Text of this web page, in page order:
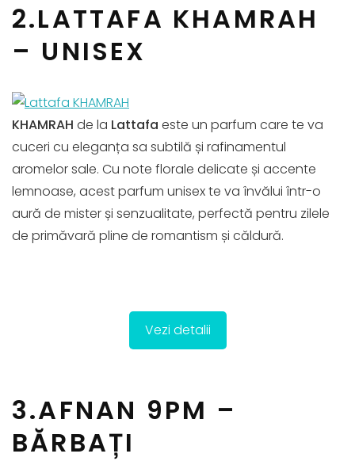
2.LATTAFA KHAMRAH
– UNISEX
KHAMRAH de la Lattafa este un parfum care te va
cuceri cu eleganța sa subtilă și rafinamentul
aromelor sale. Cu note florale delicate și accente
lemnoase, acest parfum unisex te va învălui într-o
aură de mister și senzualitate, perfectă pentru zilele
de primăvară pline de romantism și căldură.
Vezi detalii
3.AFNAN 9PM –
BĂRBAȚI